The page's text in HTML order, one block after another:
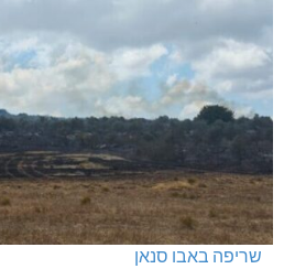
שריפה באבו סנאן